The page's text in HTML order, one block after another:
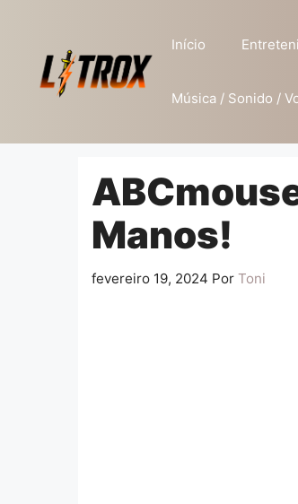
conteúdo
Início
Música / Sonido /
Manos!
fevereiro 19, 2024 Por Toni